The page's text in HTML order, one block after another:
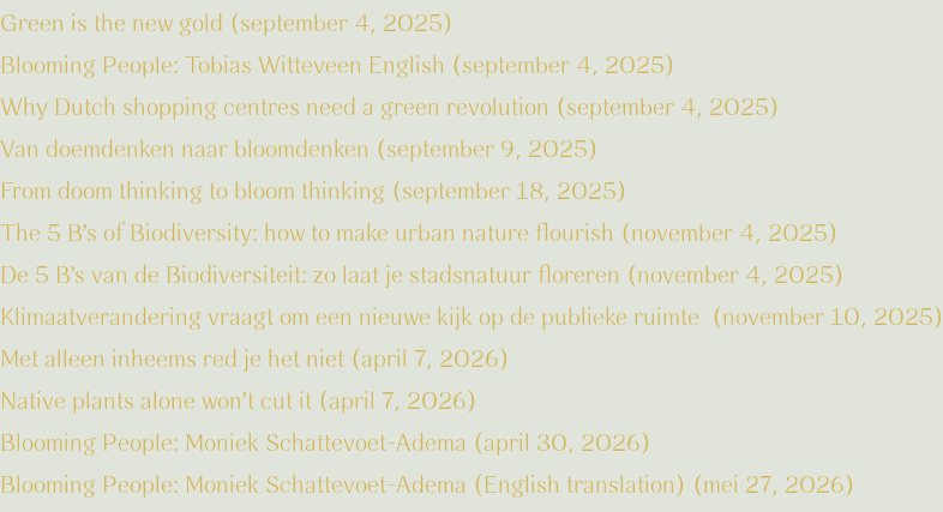
Green is the new gold (september 4, 2025)
Blooming People: Tobias Witteveen English (september 4, 2025)
Why Dutch shopping centres need a green revolution (september 4, 2025)
Van doemdenken naar bloomdenken (september 9, 2025)
From doom thinking to bloom thinking (september 18, 2025)
The 5 B’s of Biodiversity: how to make urban nature flourish (november 4, 2025)
De 5 B’s van de Biodiversiteit: zo laat je stadsnatuur floreren (november 4, 2025)
Klimaatverandering vraagt om een nieuwe kijk op de publieke ruimte (november 10, 2025)
Met alleen inheems red je het niet (april 7, 2026)
Native plants alone won’t cut it (april 7, 2026)
Blooming People: Moniek Schattevoet-Adema (april 30, 2026)
Blooming People: Moniek Schattevoet-Adema (English translation) (mei 27, 2026)